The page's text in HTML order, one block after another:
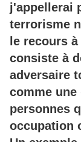
j'appellerai
terrorisme
le recours
consiste à
adversaire
comme
personnes
occupation